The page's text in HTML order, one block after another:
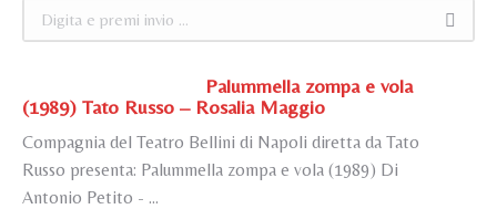
Cerca:
Palummella zompa e vola
(1989) Tato Russo – Rosalia Maggio
Compagnia del Teatro Bellini di Napoli diretta da Tato
Russo presenta: Palummella zompa e vola (1989) Di
Antonio Petito - ...